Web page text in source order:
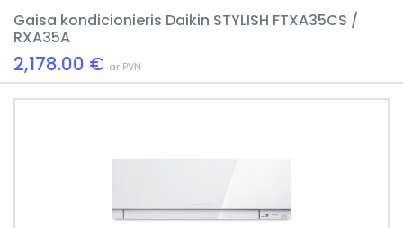
Gaisa kondicionieris Daikin STYLISH FTXA35CS /
RXA35A
2,178.00 € ar PVN